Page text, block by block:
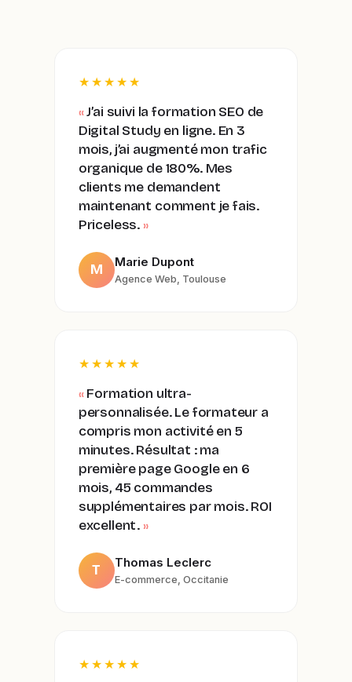
★★★★★
J’ai suivi la formation SEO de
Digital Study en ligne. En 3
mois, j’ai augmenté mon trafic
organique de 180%. Mes
clients me demandent
maintenant comment je fais.
Priceless.
M Marie Dupont
Agence Web, Toulouse
★★★★★
Formation ultra-
personnalisée. Le formateur a
compris mon activité en 5
minutes. Résultat : ma
première page Google en 6
mois, 45 commandes
supplémentaires par mois. ROI
excellent.
T Thomas Leclerc
E-commerce, Occitanie
★★★★★